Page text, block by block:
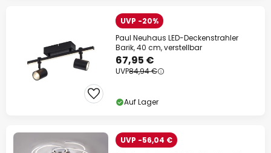
UVP -20%
Paul Neuhaus LED-Deckenstrahler
Barik, 40 cm, verstellbar
67,95 €
UVP84,94 €
Auf Lager
UVP -56,04 €